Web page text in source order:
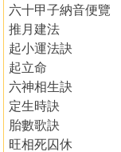
六十甲子納音便覽
推月建法
起小運法訣
起立命
六神相生訣
定生時訣
胎數歌訣
旺相死囚休